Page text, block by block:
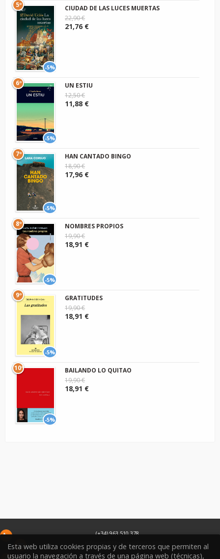
-5%
5º
CIUDAD DE LAS LUCES MUERTAS
22,90 €
21,76 €
-5%
6º
UN ESTIU
12,50 €
11,88 €
-5%
7º
HAN CANTADO BINGO
18,90 €
17,96 €
-5%
8º
NOMBRES PROPIOS
19,90 €
18,91 €
-5%
9º
GRATITUDES
19,90 €
18,91 €
-5%
10º
BAILANDO LO QUITAO
19,90 €
18,91 €
(+34) 963 510 378
infoweb@libreriasoriano.com
C/ Xàtiva 15
Esta web utiliza cookies propias y de terceros que permiten al
usuario la navegación a través de una página web (técnicas),